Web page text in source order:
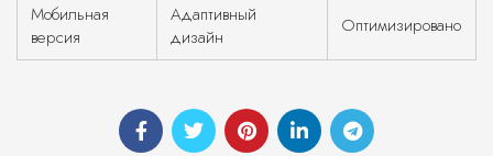
Мобильная
версия
Адаптивный
дизайн
Оптимизировано